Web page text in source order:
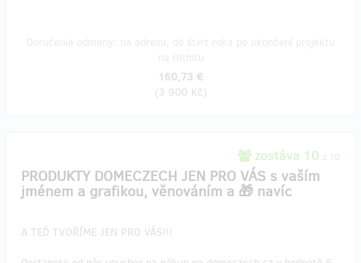
160,73 €
(3 900 Kč)
zostáva 10 z 10
PRODUKTY DOMECZECH JEN PRO VÁS s vaším
jménem a grafikou, věnováním a 🎁 navíc
A TEĎ TVOŘÍME JEN PRO VÁS!!!